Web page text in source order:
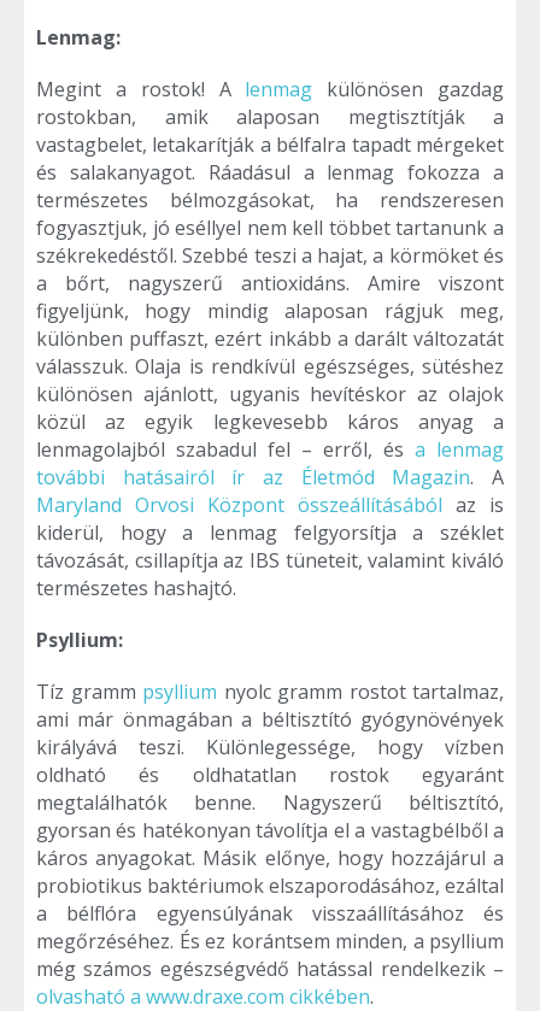
Lenmag:
Megint a rostok! A lenmag különösen gazdag
rostokban, amik alaposan megtisztítják a
vastagbelet, letakarítják a bélfalra tapadt mérgeket
és salakanyagot. Ráadásul a lenmag fokozza a
természetes bélmozgásokat, ha rendszeresen
fogyasztjuk, jó eséllyel nem kell többet tartanunk a
székrekedéstől. Szebbé teszi a hajat, a körmöket és
a bőrt, nagyszerű antioxidáns. Amire viszont
figyeljünk, hogy mindig alaposan rágjuk meg,
különben puffaszt, ezért inkább a darált változatát
válasszuk. Olaja is rendkívül egészséges, sütéshez
különösen ajánlott, ugyanis hevítéskor az olajok
közül az egyik legkevesebb káros anyag a
lenmagolajból szabadul fel – erről, és a lenmag
további hatásairól ír az Életmód Magazin. A
Maryland Orvosi Központ összeállításából az is
kiderül, hogy a lenmag felgyorsítja a széklet
távozását, csillapítja az IBS tüneteit, valamint kiváló
természetes hashajtó.
Psyllium:
Tíz gramm psyllium nyolc gramm rostot tartalmaz,
ami már önmagában a béltisztító gyógynövények
királyává teszi. Különlegessége, hogy vízben
oldható és oldhatatlan rostok egyaránt
megtalálhatók benne. Nagyszerű béltisztító,
gyorsan és hatékonyan távolítja el a vastagbélből a
káros anyagokat. Másik előnye, hogy hozzájárul a
probiotikus baktériumok elszaporodásához, ezáltal
a bélflóra egyensúlyának visszaállításához és
megőrzéséhez. És ez korántsem minden, a psyllium
még számos egészségvédő hatással rendelkezik –
olvasható a www.draxe.com cikkében.